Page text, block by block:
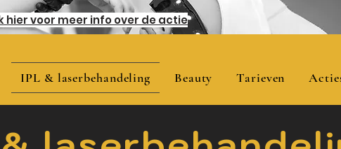
IPL & laserbehandeling Beauty Tarieven
hier voor meer info over de actie